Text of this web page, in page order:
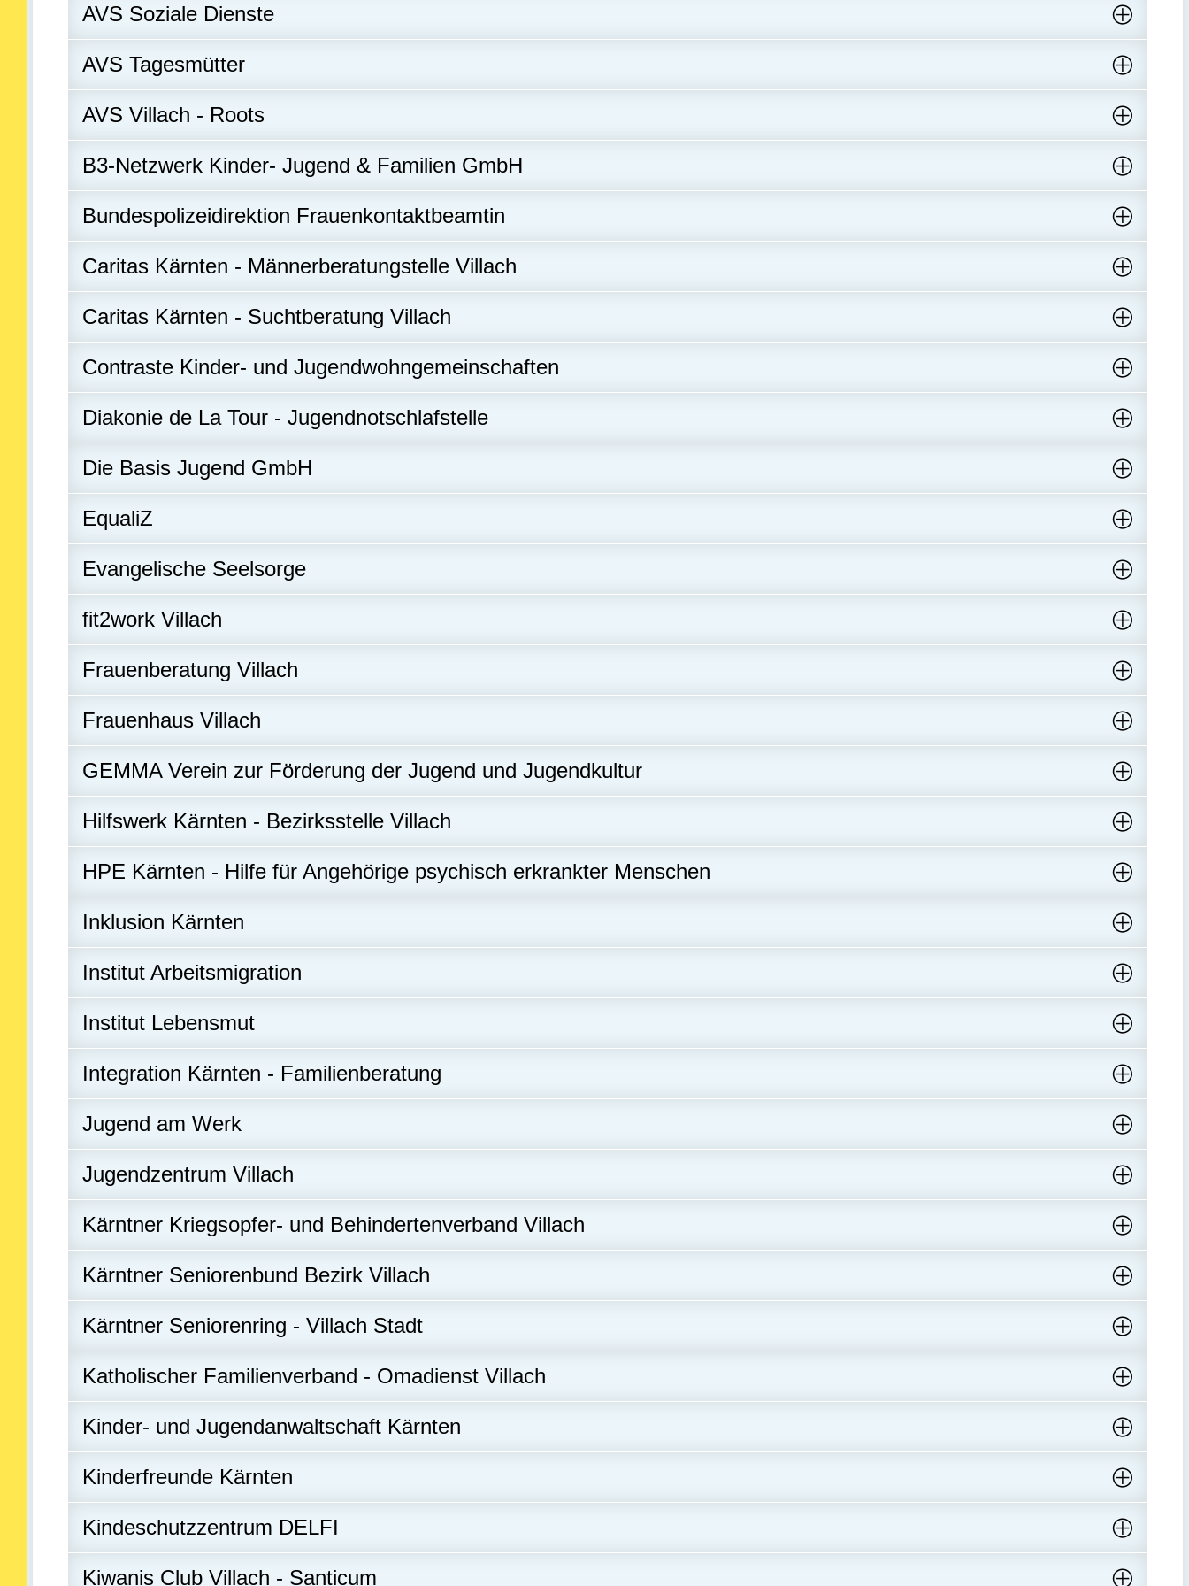
AVS Soziale Dienste
AVS Tagesmütter
AVS Villach - Roots
B3-Netzwerk Kinder- Jugend & Familien GmbH
Bundespolizeidirektion Frauenkontaktbeamtin
Caritas Kärnten - Männerberatungstelle Villach
Caritas Kärnten - Suchtberatung Villach
Contraste Kinder- und Jugendwohngemeinschaften
Diakonie de La Tour - Jugendnotschlafstelle
Die Basis Jugend GmbH
EqualiZ
Evangelische Seelsorge
fit2work Villach
Frauenberatung Villach
Frauenhaus Villach
GEMMA Verein zur Förderung der Jugend und Jugendkultur
Hilfswerk Kärnten - Bezirksstelle Villach
HPE Kärnten - Hilfe für Angehörige psychisch erkrankter Menschen
Inklusion Kärnten
Institut Arbeitsmigration
Institut Lebensmut
Integration Kärnten - Familienberatung
Jugend am Werk
Jugendzentrum Villach
Kärntner Kriegsopfer- und Behindertenverband Villach
Kärntner Seniorenbund Bezirk Villach
Kärntner Seniorenring - Villach Stadt
Katholischer Familienverband - Omadienst Villach
Kinder- und Jugendanwaltschaft Kärnten
Kinderfreunde Kärnten
Kindeschutzzentrum DELFI
Kiwanis Club Villach - Santicum